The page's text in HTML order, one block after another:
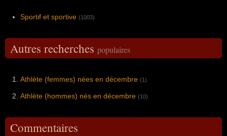
Sportif et sportive (1003)
Autres recherches populaires
Athlète (femmes) nées en décembre (1)
Athlète (hommes) nés en décembre (10)
Commentaires